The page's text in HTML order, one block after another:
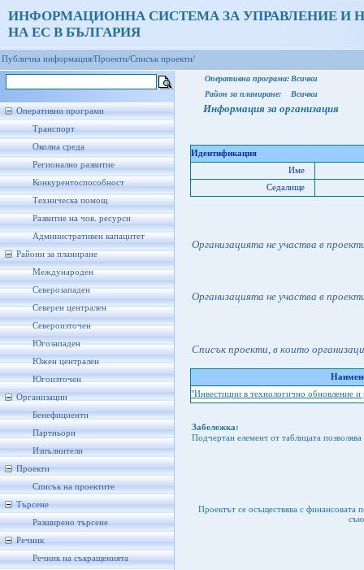
ИНФОРМАЦИОННА СИСТЕМА ЗА УПРАВЛЕНИЕ И
НА ЕС В БЪЛГАРИЯ
Публична информация/Проекти/Списък проекти/
Оперативни програми
Транспорт
Околна среда
Регионално развитие
Конкурентоспособност
Техническа помощ
Развитие на чов. ресурси
Административен капацитет
Райони за планиране
Международен
Северозападен
Северен централен
Североизточен
Югозападен
Южен централен
Югоизточен
Организации
Бенефициенти
Партньори
Изпълнители
Проекти
Списък на проектите
Търсене
Разширено търсене
Речник
Речник на съкращенията
Оперативна програма: Всички
Район за планиране:
Всички
Информация за организация
Идентификация
Име
Седалище
Организацията не участва в
Организацията не участва в
Списък проекти, в които
"Инвестиции в технологично обновление
Забележка:
Подчертан елемент от таблицата
Проектът се осъществява с финансовата